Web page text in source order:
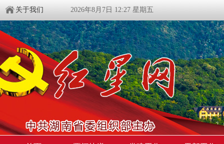
关于我们 2026年8月7日 12:27 星期五